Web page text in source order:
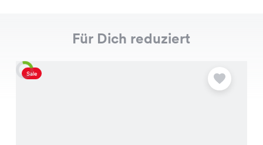
Für Dich reduziert
Sale